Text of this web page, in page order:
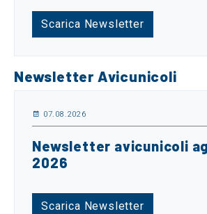
Scarica Newsletter
Newsletter Avicunicoli
07.08.2026
Newsletter avicunicoli
2026
Scarica Newsletter